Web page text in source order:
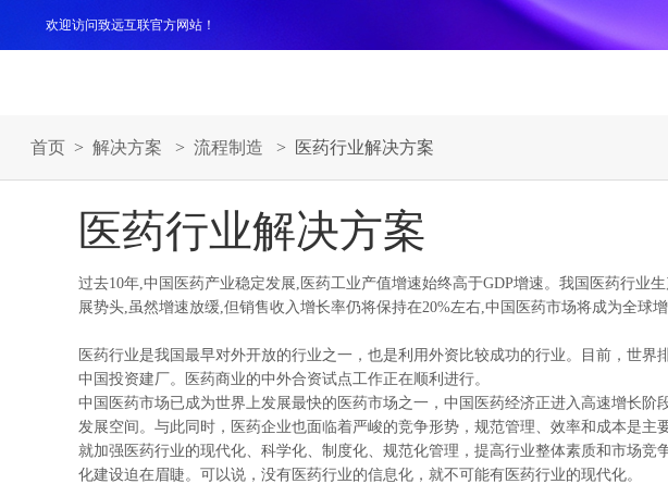
欢迎访问致远互联官方网站！
新一代AI智能体家族
企业级智能体定制
协同运营与业务创
推动央国企整体数字
信创
安全可控的信创 全
运营商解决方案
首页 > 解决方案 > 流程制造 > 医药行业解决方案
医药行业解决方案
过去10年,中国医药产业稳定发展,医药工业产值增速始终高于GDP增速。我国医药行业
展势头,虽然增速放缓,但销售收入增长率仍将保持在20%左右,中国医药市场将成为全球增
医药行业是我国最早对外开放的行业之一，也是利用外资比较成功的行业。目前，世界
中国投资建厂。医药商业的中外合资试点工作正在顺利进行。
中国医药市场已成为世界上发展最快的医药市场之一，中国医药经济正进入高速增长阶
发展空间。与此同时，医药企业也面临着严峻的竞争形势，规范管理、效率和成本是主
就加强医药行业的现代化、科学化、制度化、规范化管理，提高行业整体素质和市场竞
化建设迫在眉睫。可以说，没有医药行业的信息化，就不可能有医药行业的现代化。